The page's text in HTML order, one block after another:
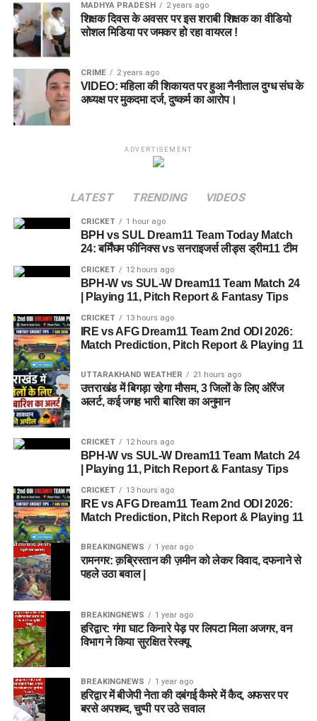
MADHYA PRADESH 2 years ago
शिक्षक दिवस के अवसर पर इस शराबी शिक्षक का वीडियो
सोशल मिडिया पर जमकर हो रहा वायरल !
CRIME 2 years ago
VIDEO: महिला की शिकायत पर हुआ नैनीताल दुग्ध संघ के
अध्यक्ष पर मुकदमा दर्ज, दुष्कर्म का आरोप।
ADVERTISEMENT
LATEST TRENDING VIDEOS
CRICKET 1 hour ago
BPH vs SUL Dream11 Team Today Match
24: बर्मिंघम फीनिक्स vs सनराइजर्स लीड्स ड्रीम11 टीम
CRICKET 12 hours ago
BPH-W vs SUL-W Dream11 Team Match 24
| Playing 11, Pitch Report & Fantasy Tips
CRICKET 13 hours ago
IRE vs AFG Dream11 Team 2nd ODI 2026:
Match Prediction, Pitch Report & Playing 11
UTTARAKHAND WEATHER 21 hours ago
उत्तराखंड में बिगड़ा रहेगा मौसम, 3 जिलों के लिए ऑरेंज
अलर्ट, कई जगह भारी बारिश का अनुमान
CRICKET 12 hours ago
BPH-W vs SUL-W Dream11 Team Match 24
| Playing 11, Pitch Report & Fantasy Tips
CRICKET 13 hours ago
IRE vs AFG Dream11 Team 2nd ODI 2026:
Match Prediction, Pitch Report & Playing 11
BREAKINGNEWS 1 year ago
रामनगर: क़ब्रिस्तान की ज़मीन को लेकर विवाद, दफनाने से
पहले उठा बवाल |
BREAKINGNEWS 1 year ago
हरिद्वार: गंगा घाट किनारे पेड़ पर लिपटा मिला अजगर, वन
विभाग ने किया सुरक्षित रेस्क्यू
BREAKINGNEWS 1 year ago
हरिद्वार में बीजेपी नेता की दबंगई कैमरे में कैद, अफसर पर
बरसे अपशब्द, चुप्पी पर उठे सवाल